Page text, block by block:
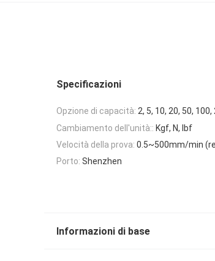
Specificazioni
Opzione di capacità: 2, 5, 10, 20, 50,
Cambiamento dell'unità:: Kgf, N, lbf
Velocità della prova: 0.5~500mm/min
Porto: Shenzhen
Informazioni di base